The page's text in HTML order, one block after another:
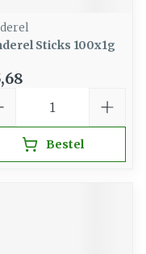
Sticks 100x1g
Bestel